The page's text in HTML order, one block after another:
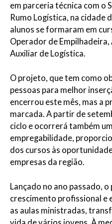
em parceria técnica com o
Rumo Logística, na cidade
alunos se formaram em
Operador de
Auxiliar de Logística.
O projeto, que tem como
pessoas para melhor
encerrou este mês, mas a
marcada. A partir de
ciclo e ocorrerá também
empregabilidade,
dos cursos às
empresas da região.
Lançado no ano passado,
crescimento profissional e
as aulas ministradas,